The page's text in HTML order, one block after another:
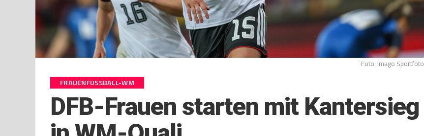
Foto: Imago Sportfoto
FRAUENFUSSBALL-WM
DFB-Frauen starten mit Kantersieg